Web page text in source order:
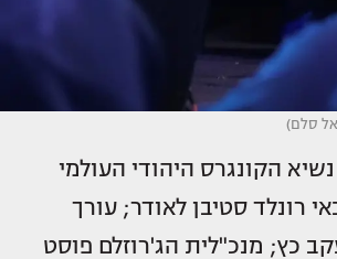
סלם)
הקונגרס היהודי העולמי
רונלד סטיבן לאודר; עורך
כץ; מנכ"לית הג'רוזלם פוסט